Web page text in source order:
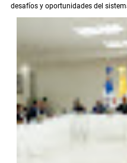
desafíos y oportunidades del